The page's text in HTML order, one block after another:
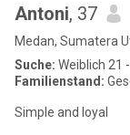
Antoni, 37
Medan, Sumatera
Suche: Weiblich 21
Familienstand:
Simple and loyal